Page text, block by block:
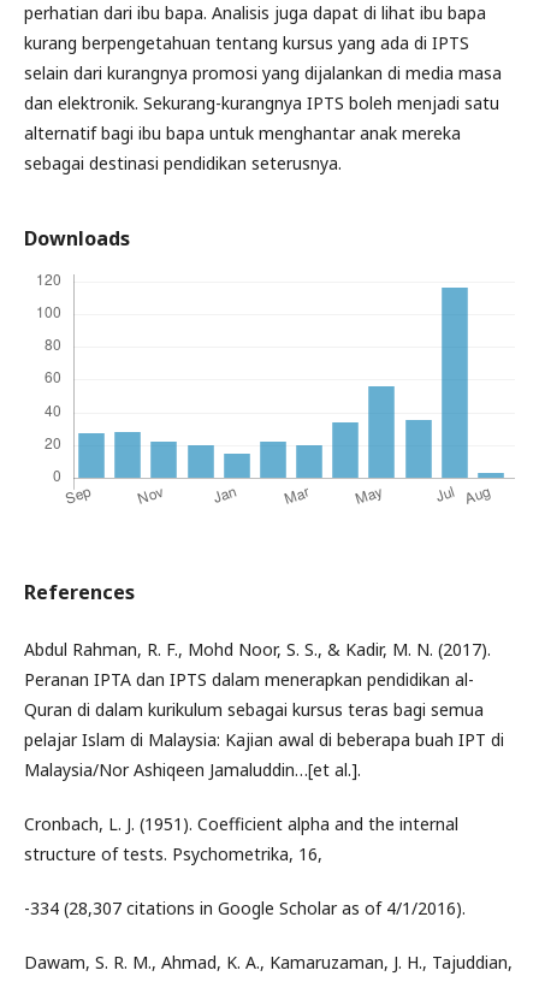
perhatian dari ibu bapa. Analisis juga dapat di lihat ibu bapa
kurang berpengetahuan tentang kursus yang ada di IPTS
selain dari kurangnya promosi yang dijalankan di media masa
dan elektronik. Sekurang-kurangnya IPTS boleh menjadi satu
alternatif bagi ibu bapa untuk menghantar anak mereka
sebagai destinasi pendidikan seterusnya.
Downloads
References
Abdul Rahman, R. F., Mohd Noor, S. S., & Kadir, M. N. (2017).
Peranan IPTA dan IPTS dalam menerapkan pendidikan al-
Quran di dalam kurikulum sebagai kursus teras bagi semua
pelajar Islam di Malaysia: Kajian awal di beberapa buah IPT di
Malaysia/Nor Ashiqeen Jamaluddin…[et al.].
Cronbach, L. J. (1951). Coefficient alpha and the internal
structure of tests. Psychometrika, 16,
-334 (28,307 citations in Google Scholar as of 4/1/2016).
Dawam, S. R. M., Ahmad, K. A., Kamaruzaman, J. H., Tajuddian,